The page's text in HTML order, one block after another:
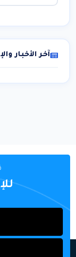
آخر الأخبار